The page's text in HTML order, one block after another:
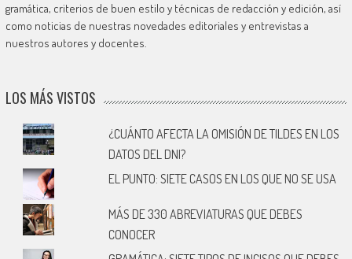
gramática, criterios de buen estilo y técnicas de redacción y edición, así
como noticias de nuestras novedades editoriales y entrevistas a
nuestros autores y docentes.
LOS MÁS VISTOS
¿CUÁNTO AFECTA LA OMISIÓN DE TILDES EN LOS
DATOS DEL DNI?
EL PUNTO: SIETE CASOS EN LOS QUE NO SE USA
MÁS DE 330 ABREVIATURAS QUE DEBES
CONOCER